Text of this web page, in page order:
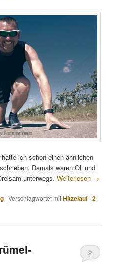
ich schon einen ähnlichen
Damals waren Oli und
unterwegs.Weiterlesen →
|Verschlagwortet mitHitzelauf |2
2